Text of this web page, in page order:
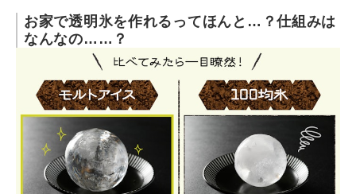
お家で透明氷を作れるってほんと…？仕組みは
なんなの……？